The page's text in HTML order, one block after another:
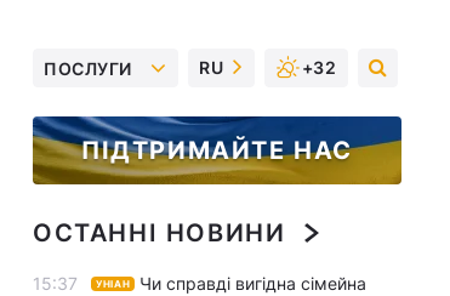
ПОСЛУГИ RU +32
ПІДТРИМАЙТЕ НАС
ОСТАННІ НОВИНИ
15:37 УНІАН
Чи справді вигідна сімейна